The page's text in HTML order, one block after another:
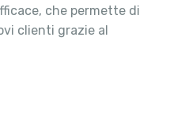
che permette di
clienti grazie al